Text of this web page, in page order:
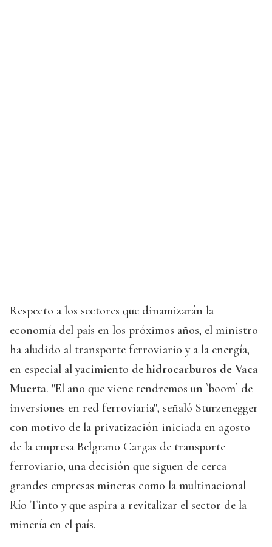
Respecto a los sectores que dinamizarán la
economía del país en los próximos años, el ministro
ha aludido al transporte ferroviario y a la energía,
en especial al yacimiento de hidrocarburos de Vaca
Muerta. "El año que viene tendremos un `boom` de
inversiones en red ferroviaria", señaló Sturzenegger
con motivo de la privatización iniciada en agosto
de la empresa Belgrano Cargas de transporte
ferroviario, una decisión que siguen de cerca
grandes empresas mineras como la multinacional
Río Tinto y que aspira a revitalizar el sector de la
minería en el país.